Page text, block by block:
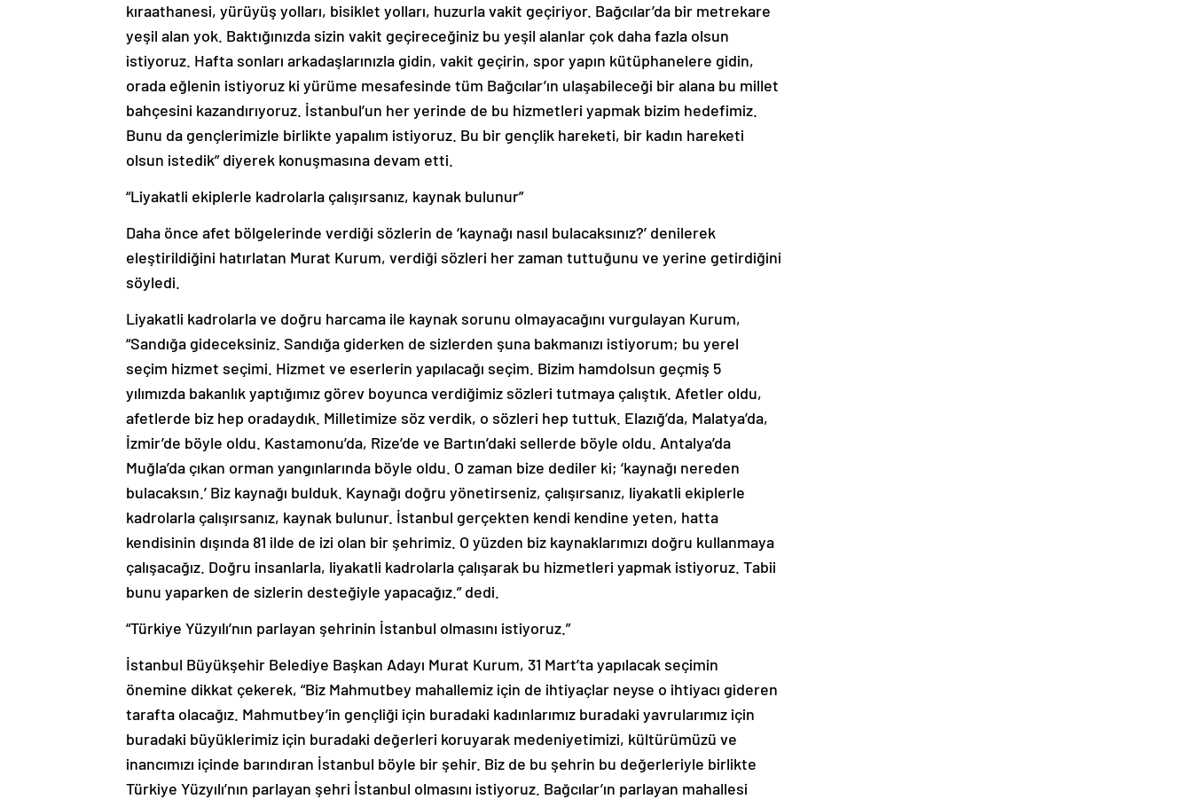
kıraathanesi, yürüyüş yolları, bisiklet yolları, huzurla vakit geçiriyor. Bağcılar’da bir metrekare
yeşil alan yok. Baktığınızda sizin vakit geçireceğiniz bu yeşil alanlar çok daha fazla olsun
istiyoruz. Hafta sonları arkadaşlarınızla gidin, vakit geçirin, spor yapın kütüphanelere gidin,
orada eğlenin istiyoruz ki yürüme mesafesinde tüm Bağcılar’ın ulaşabileceği bir alana bu millet
bahçesini kazandırıyoruz. İstanbul’un her yerinde de bu hizmetleri yapmak bizim hedefimiz.
Bunu da gençlerimizle birlikte yapalım istiyoruz. Bu bir gençlik hareketi, bir kadın hareketi
olsun istedik” diyerek konuşmasına devam etti.
“Liyakatli ekiplerle kadrolarla çalışırsanız, kaynak bulunur”
Daha önce afet bölgelerinde verdiği sözlerin de ‘kaynağı nasıl bulacaksınız?’ denilerek
eleştirildiğini hatırlatan Murat Kurum, verdiği sözleri her zaman tuttuğunu ve yerine getirdiğini
söyledi.
Liyakatli kadrolarla ve doğru harcama ile kaynak sorunu olmayacağını vurgulayan Kurum,
“Sandığa gideceksiniz. Sandığa giderken de sizlerden şuna bakmanızı istiyorum; bu yerel
seçim hizmet seçimi. Hizmet ve eserlerin yapılacağı seçim. Bizim hamdolsun geçmiş 5
yılımızda bakanlık yaptığımız görev boyunca verdiğimiz sözleri tutmaya çalıştık. Afetler oldu,
afetlerde biz hep oradaydık. Milletimize söz verdik, o sözleri hep tuttuk. Elazığ’da, Malatya’da,
İzmir’de böyle oldu. Kastamonu’da, Rize’de ve Bartın’daki sellerde böyle oldu. Antalya’da
Muğla’da çıkan orman yangınlarında böyle oldu. O zaman bize dediler ki; ‘kaynağı nereden
bulacaksın.’ Biz kaynağı bulduk. Kaynağı doğru yönetirseniz, çalışırsanız, liyakatli ekiplerle
kadrolarla çalışırsanız, kaynak bulunur. İstanbul gerçekten kendi kendine yeten, hatta
kendisinin dışında 81 ilde de izi olan bir şehrimiz. O yüzden biz kaynaklarımızı doğru kullanmaya
çalışacağız. Doğru insanlarla, liyakatli kadrolarla çalışarak bu hizmetleri yapmak istiyoruz. Tabii
bunu yaparken de sizlerin desteğiyle yapacağız.” dedi.
“Türkiye Yüzyılı’nın parlayan şehrinin İstanbul olmasını istiyoruz.”
İstanbul Büyükşehir Belediye Başkan Adayı Murat Kurum, 31 Mart’ta yapılacak seçimin
önemine dikkat çekerek, “Biz Mahmutbey mahallemiz için de ihtiyaçlar neyse o ihtiyacı gideren
tarafta olacağız. Mahmutbey’in gençliği için buradaki kadınlarımız buradaki yavrularımız için
buradaki büyüklerimiz için buradaki değerleri koruyarak medeniyetimizi, kültürümüzü ve
inancımızı içinde barındıran İstanbul böyle bir şehir. Biz de bu şehrin bu değerleriyle birlikte
Türkiye Yüzyılı’nın parlayan şehri İstanbul olmasını istiyoruz. Bağcılar’ın parlayan mahallesi